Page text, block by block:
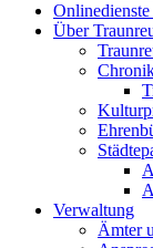
Über
Verwaltung
Ämter